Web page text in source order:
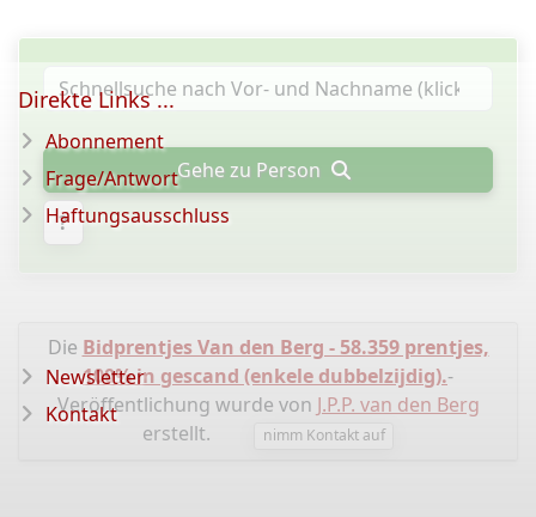
Gehe zu Person
?
Die Bidprentjes Van den Berg - 58.359 prentjes,
100% in gescand (enkele dubbelzijdig).-
Veröffentlichung wurde von J.P.P. van den Berg
erstellt.
nimm Kontakt auf
Direkte Links ...
Abonnement
Frage/Antwort
Haftungsausschluss
Newsletter
Kontakt